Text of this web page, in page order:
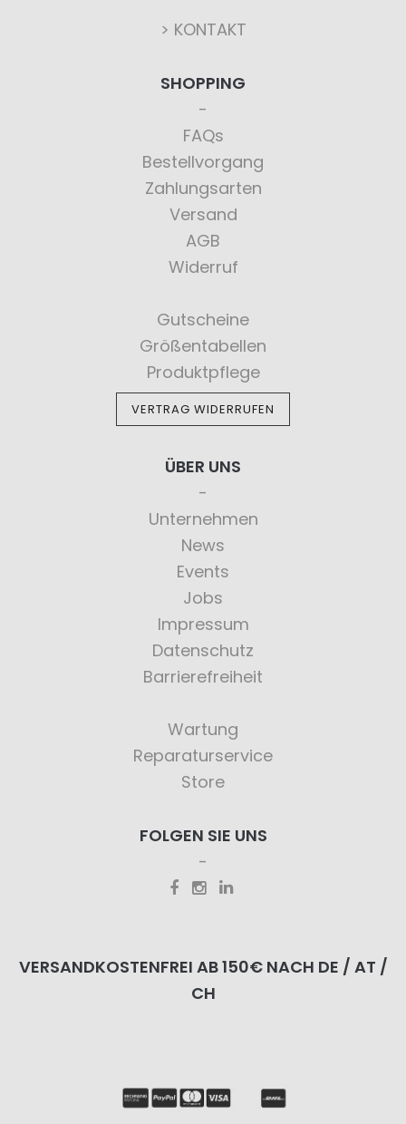
> KONTAKT
SHOPPING
FAQs
Bestellvorgang
Zahlungsarten
Versand
AGB
Widerruf
Gutscheine
Größentabellen
Produktpflege
VERTRAG WIDERRUFEN
ÜBER UNS
Unternehmen
News
Events
Jobs
Impressum
Datenschutz
Barrierefreiheit
Wartung
Reparaturservice
Store
FOLGEN SIE UNS
VERSANDKOSTENFREI AB 150€ NACH DE / AT /
CH